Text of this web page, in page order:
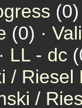
(0) ·
LL - dc
/ Riesel
/